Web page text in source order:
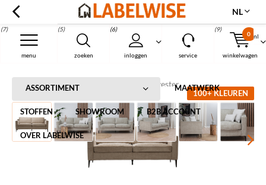
nl
zoeken
(5)
inloggen
(6)
menu
(7)
service winkelwagen
0
(9)
Menu
NL
ASSORTIMENT MAATWERK
STOFFEN SHOWROOM B2B ACCOUNT
OVER LABELWISE
Home 3-zitsbank Orlando taupe polyester
100+ KLEUREN